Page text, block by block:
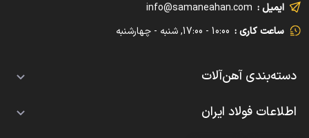
ایمیل : info@samaneahan.com
ساعت کاری : 10:00 - 17:00, شنبه - چهارشنبه
دسته‌بندی آهن‌آلات
اطلاعات فولاد ایران